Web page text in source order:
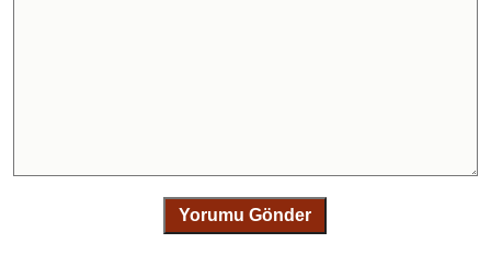
Yorumu Gönder